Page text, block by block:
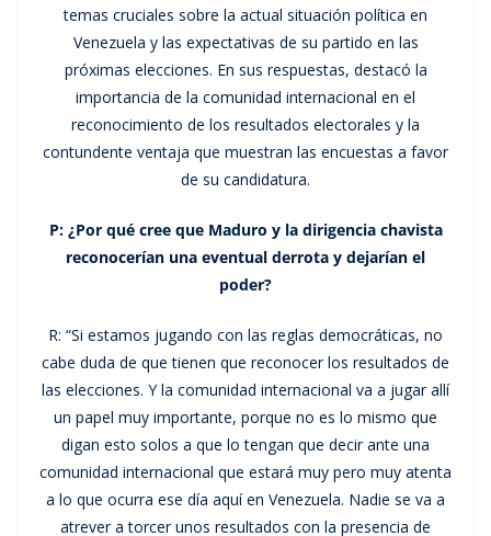
temas cruciales sobre la actual situación política en
Venezuela y las expectativas de su partido en las
próximas elecciones. En sus respuestas, destacó la
importancia de la comunidad internacional en el
reconocimiento de los resultados electorales y la
contundente ventaja que muestran las encuestas a favor
de su candidatura.
P: ¿Por qué cree que Maduro y la dirigencia chavista
reconocerían una eventual derrota y dejarían el
poder?
R: “Si estamos jugando con las reglas democráticas, no
cabe duda de que tienen que reconocer los resultados de
las elecciones. Y la comunidad internacional va a jugar allí
un papel muy importante, porque no es lo mismo que
digan esto solos a que lo tengan que decir ante una
comunidad internacional que estará muy pero muy atenta
a lo que ocurra ese día aquí en Venezuela. Nadie se va a
atrever a torcer unos resultados con la presencia de